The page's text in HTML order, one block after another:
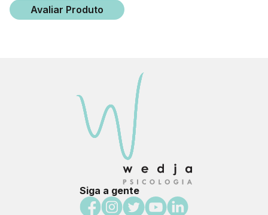
Avaliar Produto
Siga a gente